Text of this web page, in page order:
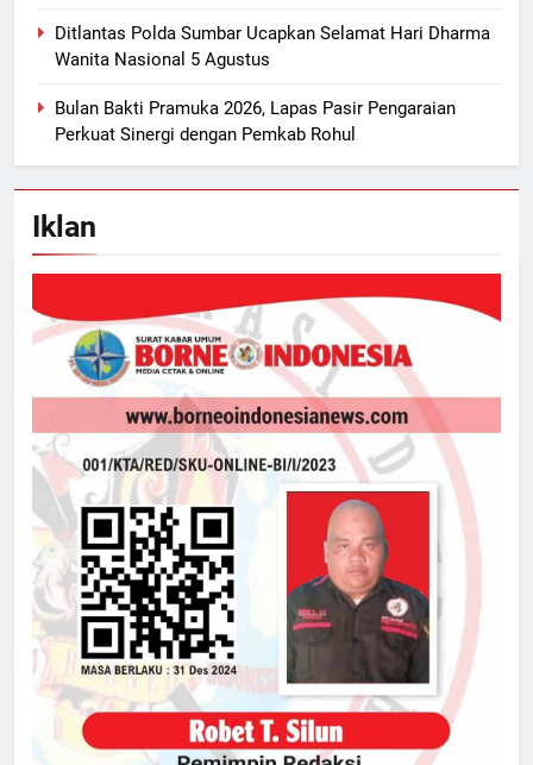
Ditlantas Polda Sumbar Ucapkan Selamat Hari Dharma
Wanita Nasional 5 Agustus
Bulan Bakti Pramuka 2026, Lapas Pasir Pengaraian
Perkuat Sinergi dengan Pemkab Rohul
Iklan